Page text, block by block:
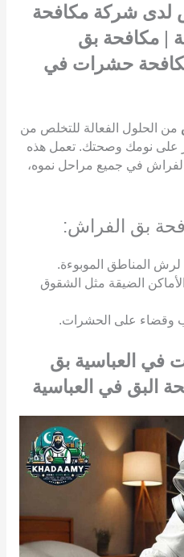
لدى شركة مكافحة
| مكافحة بق
حشرات في
من الحلول الفعالة للتخلص من
على نومك وصحتك. تعمل هذه
في جميع مراحل نموه،
بق الفراش:
المناطق الموبوءة.
الضيقة مثل الشقوق
وقضاء على الحشرات.
العباسية بق
البق في العباسية